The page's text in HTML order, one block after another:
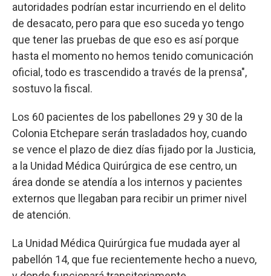
autoridades podrían estar incurriendo en el delito
de desacato, pero para que eso suceda yo tengo
que tener las pruebas de que eso es así porque
hasta el momento no hemos tenido comunicación
oficial, todo es trascendido a través de la prensa",
sostuvo la fiscal.
Los 60 pacientes de los pabellones 29 y 30 de la
Colonia Etchepare serán trasladados hoy, cuando
se vence el plazo de diez días fijado por la Justicia,
a la Unidad Médica Quirúrgica de ese centro, un
área donde se atendía a los internos y pacientes
externos que llegaban para recibir un primer nivel
de atención.
La Unidad Médica Quirúrgica fue mudada ayer al
pabellón 14, que fue recientemente hecho a nuevo,